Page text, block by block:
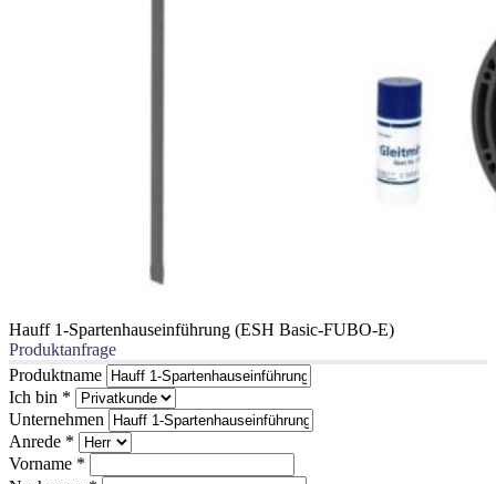
Hauff 1-Spartenhauseinführung (ESH Basic-FUBO-E)
Produktanfrage
Produktname
Ich bin *
Unternehmen
Anrede *
Vorname *